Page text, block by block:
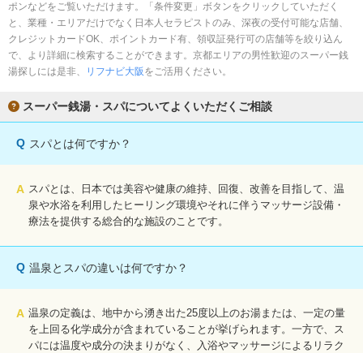
ポンなどをご覧いただけます。「条件変更」ボタンをクリックしていただく
と、業種・エリアだけでなく日本人セラピストのみ、深夜の受付可能な店舗、
クレジットカードOK、ポイントカード有、領収証発行可の店舗等を絞り込ん
で、より詳細に検索することができます。京都エリアの男性歓迎のスーパー銭
湯探しには是非、
リフナビ大阪 をご活用ください。
スーパー銭湯・スパについてよくいただくご相談
Q スパとは何ですか？
A スパとは、日本では美容や健康の維持、回復、改善を目指して、温
泉や水浴を利用したヒーリング環境やそれに伴うマッサージ設備・
療法を提供する総合的な施設のことです。
Q 温泉とスパの違いは何ですか？
A 温泉の定義は、地中から湧き出た25度以上のお湯または、一定の量
を上回る化学成分が含まれていることが挙げられます。一方で、ス
パには温度や成分の決まりがなく、入浴やマッサージによるリラク